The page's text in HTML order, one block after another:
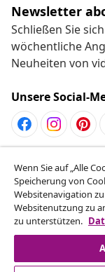
Newsletter
Schließen Sie
wöchentliche
Neuheiten von
Unsere Social-
Vom Vertrag
Reiche einen
ein.
Wenn Sie auf „Alle
Speicherung von
Websitenavigation
Websitenutzung zu
zu unterstützen.